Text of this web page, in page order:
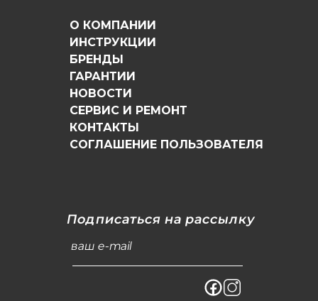
О КОМПАНИИ
ИНСТРУКЦИИ
БРЕНДЫ
ГАРАНТИИ
НОВОСТИ
СЕРВИС И РЕМОНТ
КОНТАКТЫ
СОГЛАШЕНИЕ ПОЛЬЗОВАТЕЛЯ
Подписаться на рассылку
ваш e-mail